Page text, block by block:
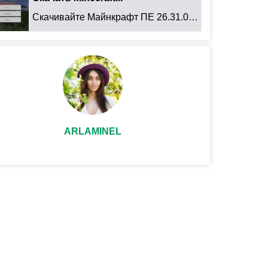
Скачивайте Майнкрафт ПЕ 26.31.01 для Android: ...
ARLAMINEL